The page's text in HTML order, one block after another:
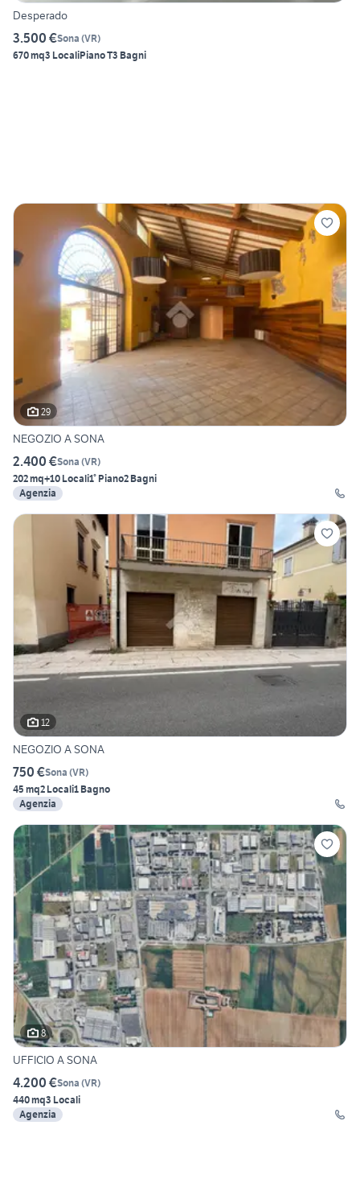
Desperado
3.500 €Sona (VR)
670 mq3 LocaliPiano T3 Bagni
29
NEGOZIO A SONA
2.400 €Sona (VR)
202 mq+10 Locali1° Piano2 Bagni
Agenzia
12
NEGOZIO A SONA
750 €Sona (VR)
45 mq2 Locali1 Bagno
Agenzia
8
UFFICIO A SONA
4.200 €Sona (VR)
440 mq3 Locali
Agenzia